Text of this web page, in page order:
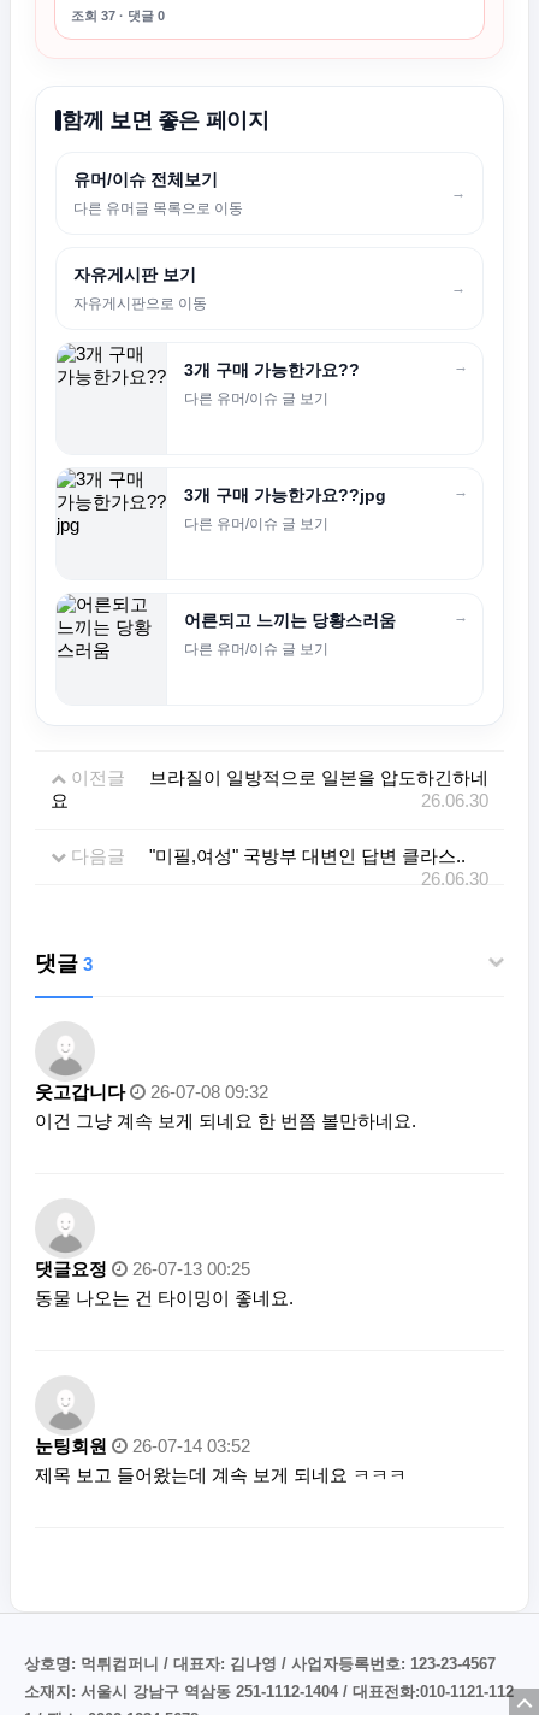
조회 37 · 댓글 0
함께 보면 좋은 페이지
유머/이슈 전체보기
다른 유머글 목록으로 이동
→
자유게시판 보기
자유게시판으로 이동
→
3개 구매 가능한가요??
다른 유머/이슈 글 보기
→
3개 구매 가능한가요??jpg
다른 유머/이슈 글 보기
→
어른되고 느끼는 당황스러움
다른 유머/이슈 글 보기
→
이전글
브라질이 일방적으로 일본을 압도하긴하네
요
26.06.30
다음글
"미필,여성" 국방부 대변인 답변 클라스..
26.06.30
댓글 3
웃고갑니다
26-07-08 09:32
이건 그냥 계속 보게 되네요 한 번쯤 볼만하네요.
댓글요정
26-07-13 00:25
동물 나오는 건 타이밍이 좋네요.
눈팅회원
26-07-14 03:52
제목 보고 들어왔는데 계속 보게 되네요 ㅋㅋㅋ
상호명: 먹튀컴퍼니 / 대표자: 김나영 / 사업자등록번호: 123-23-4567
소재지: 서울시 강남구 역삼동 251-1112-1404 / 대표전화:010-1121-112